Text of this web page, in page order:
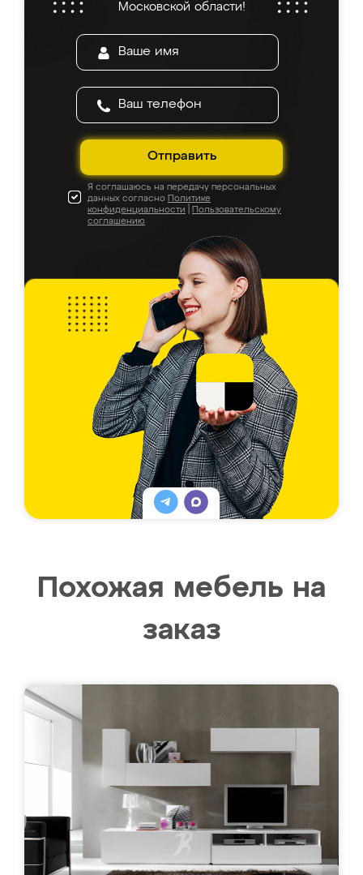
Московской области!
Отправить
Я соглашаюсь на передачу персональных
данных согласно Политике
конфиденциальности
Пользовательскому
соглашению
Похожая мебель на
заказ